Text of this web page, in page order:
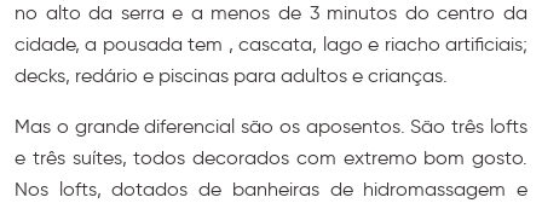
no alto da serra e a menos de 3 minutos do centro da
cidade, a pousada tem , cascata, lago e riacho artificiais;
decks, redário e piscinas para adultos e crianças.
Mas o grande diferencial são os aposentos. São três lofts
e três suítes, todos decorados com extremo bom gosto.
Nos lofts, dotados de banheiras de hidromassagem e